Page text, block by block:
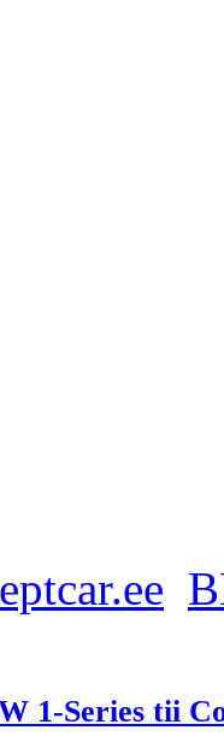
1-Series tii